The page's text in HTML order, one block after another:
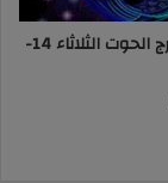
حظك اليوم برج الحوت الثلاثاء 14-